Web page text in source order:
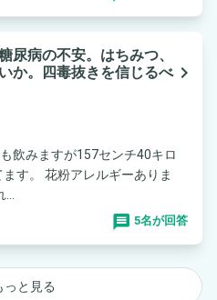
尿病の不安。はちみつ、
か。四毒抜きを信じるべnavigate_next
飲みますが157センチ40キロ
す。 花粉アレルギーありま
...
5名が回答
っと見る